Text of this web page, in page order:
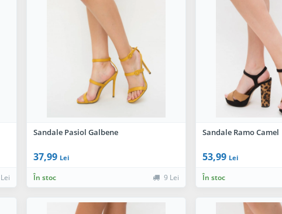
Sandale Pasiol Galbene
37,99 Lei
În stoc 9 Lei
Sandale Ramo Camel
53,99 Lei
În stoc